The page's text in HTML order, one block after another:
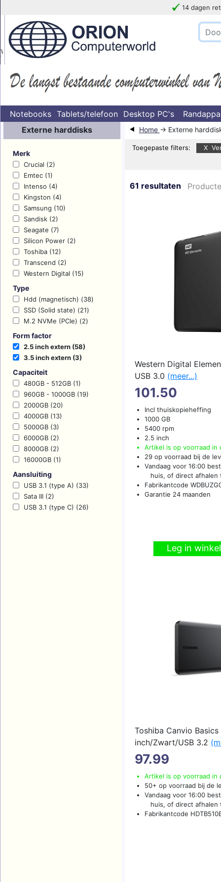
14 dagen
!!!!! LET
}
Notebooks Tablets/telefoon Desktop PC's
Externe harddisks
Merk
Crucial (2)
Emtec (1)
Intenso (4)
Kingston (4)
Samsung (10)
Sandisk (2)
Seagate (7)
Silicon Power (2)
Toshiba (12)
Transcend (2)
Western Digital (15)
Type
Hdd (magnetisch) (38)
SSD (Solid state) (21)
M.2 NVMe (PCIe) (2)
Form factor
2.5 inch extern (58)
3.5 inch extern (3)
Capaciteit
480GB - 512GB (1)
960GB - 1000GB (19)
2000GB (20)
4000GB (13)
5000GB (3)
6000GB (2)
8000GB (2)
16000GB (1)
Aansluiting
USB 3.1 (type A) (33)
Sata III (2)
USB 3.1 (type C) (26)
Home → Externe
Toegepaste filters: X
61 resultaten
Western Digital
USB 3.0 (meer...)
101.50
Incl thuiskopieheffing
1000 GB
5400 rpm
2.5 inch
Artikel is op voorraad in
29 op voorraad bij de
Vandaag voor 16:00
huis, of direct afhalen
Fabrikantcode
Garantie 24 maanden
Leg in
Toshiba Canvio Basics
inch/Zwart/USB 3.2
97.99
Artikel is op voorraad in
50+ op voorraad bij de
Vandaag voor 16:00
huis, of direct afhalen
Fabrikantcode